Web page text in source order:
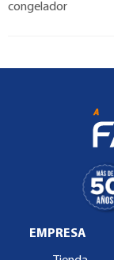
congelador
EMPRESA